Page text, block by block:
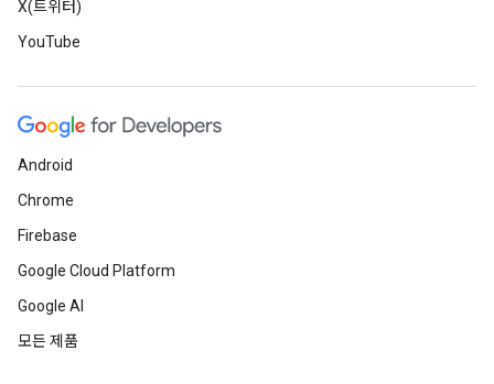
X(트위터)
YouTube
Android
Chrome
Firebase
Google Cloud Platform
Google AI
모든 제품